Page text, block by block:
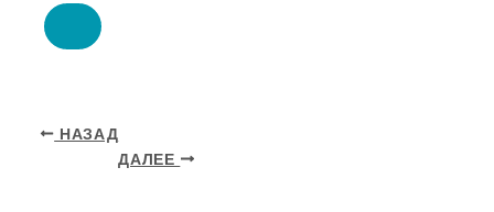
НАЗАД
ДАЛЕЕ